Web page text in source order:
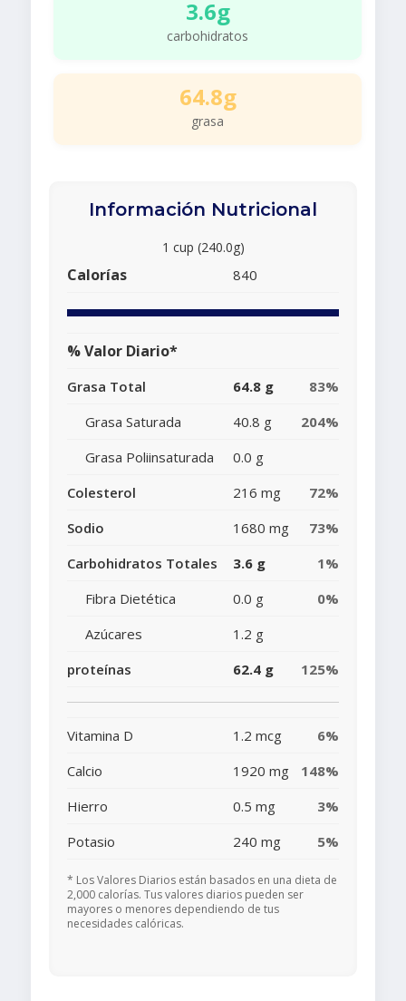
3.6g
carbohidratos
64.8g
grasa
Información Nutricional
1 cup (240.0g)
Calorías 840
% Valor Diario*
Grasa Total 64.8 g
83%
Grasa Saturada
40.8 g
204%
Grasa Poliinsaturada
0.0 g
Colesterol
216 mg
72%
Sodio
1680 mg
73%
Carbohidratos Totales
3.6 g
1%
Fibra Dietética
0.0 g
0%
Azúcares
1.2 g
proteínas
62.4 g 125%
Vitamina D 1.2 mcg
6%
Calcio
1920 mg
148%
Hierro
0.5 mg
3%
Potasio
240 mg 5%
* Los Valores Diarios están basados en una dieta de
2,000 calorías. Tus valores diarios pueden ser
mayores o menores dependiendo de tus
necesidades calóricas.